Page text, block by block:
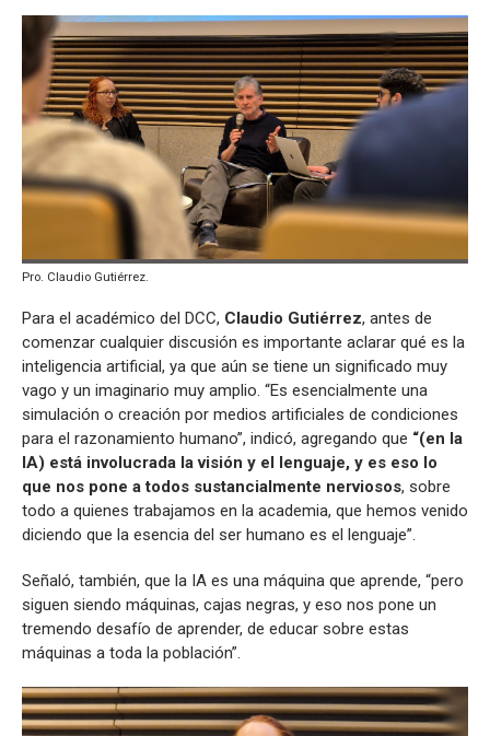
Pro. Claudio Gutiérrez.
Para el académico del DCC, Claudio Gutiérrez, antes de
comenzar cualquier discusión es importante aclarar qué es la
inteligencia artificial, ya que aún se tiene un significado muy
vago y un imaginario muy amplio. “Es esencialmente una
simulación o creación por medios artificiales de condiciones
para el razonamiento humano”, indicó, agregando que “(en la
IA) está involucrada la visión y el lenguaje, y es eso lo
que nos pone a todos sustancialmente nerviosos, sobre
todo a quienes trabajamos en la academia, que hemos venido
diciendo que la esencia del ser humano es el lenguaje”.
Señaló, también, que la IA es una máquina que aprende, “pero
siguen siendo máquinas, cajas negras, y eso nos pone un
tremendo desafío de aprender, de educar sobre estas
máquinas a toda la población”.